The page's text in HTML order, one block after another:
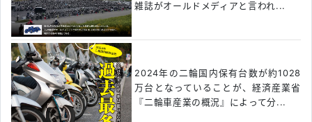
雑誌がオールドメディアと言われ...
2024年の二輪国内保有台数が約1028
万台となっていることが、経済産業省
『二輪車産業の概況』によって分...